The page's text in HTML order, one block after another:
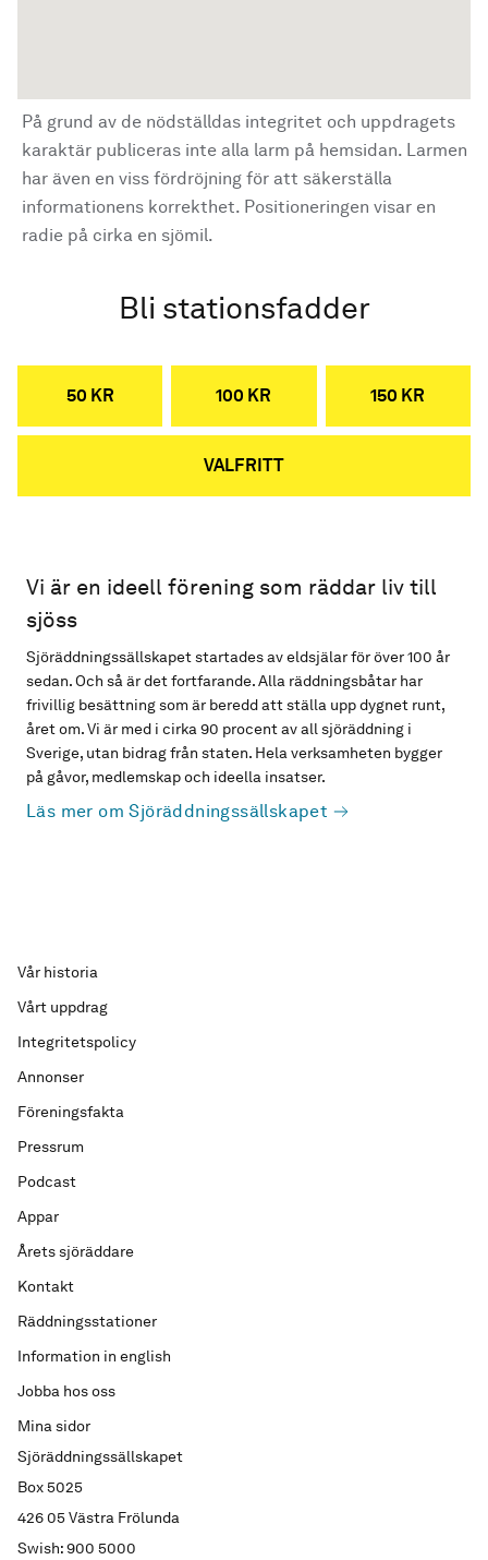
På grund av de nödställdas integritet och uppdragets
karaktär publiceras inte alla larm på hemsidan. Larmen
har även en viss fördröjning för att säkerställa
informationens korrekthet. Positioneringen visar en
radie på cirka en sjömil.
Bli stationsfadder
50 KR 100 KR 150 KR
VALFRITT
Vi är en ideell förening som räddar liv till
sjöss
Sjöräddningssällskapet startades av eldsjälar för över 100 år
sedan. Och så är det fortfarande. Alla räddningsbåtar har
frivillig besättning som är beredd att ställa upp dygnet runt,
året om. Vi är med i cirka 90 procent av all sjöräddning i
Sverige, utan bidrag från staten. Hela verksamheten bygger
på gåvor, medlemskap och ideella insatser.
Läs mer om Sjöräddningssällskapet
Sjöräddningssällskapet
Box 5025
426 05 Västra Frölunda
Swish: 900 5000
Vår historia
Vårt uppdrag
Integritetspolicy
Annonser
Föreningsfakta
Pressrum
Podcast
Appar
Årets sjöräddare
Kontakt
Räddningsstationer
Information in english
Jobba hos oss
Mina sidor